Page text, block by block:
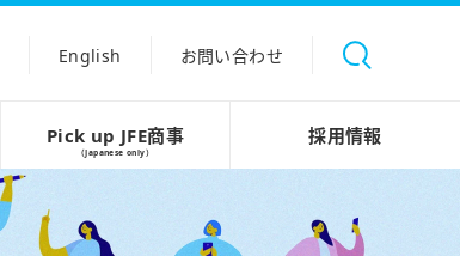
English お問い合わせ
Pick up JFE商事
（Japanese only）
採用情報